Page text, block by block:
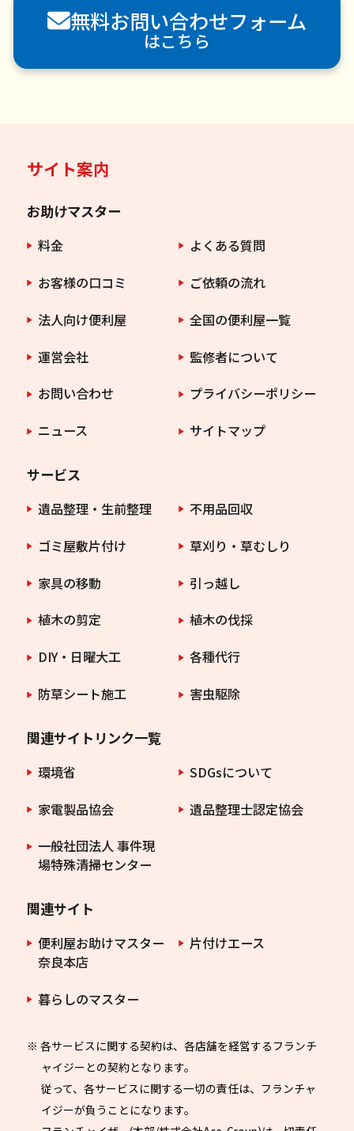
害虫駆除
無料お問い合わせフォーム
はこちら
サイト案内
お助けマスター
料金
よくある質問
お客様の口コミ
ご依頼の流れ
法人向け便利屋
全国の便利屋一覧
運営会社
監修者について
お問い合わせ
プライバシーポリシー
ニュース
サイトマップ
サービス
遺品整理・生前整理
不用品回収
ゴミ屋敷片付け
草刈り・草むしり
家具の移動
引っ越し
植木の剪定
植木の伐採
DIY・日曜大工
各種代行
防草シート施工
害虫駆除
関連サイトリンク一覧
環境省
SDGsについて
家電製品協会
遺品整理士認定協会
一般社団法人 事件現
場特殊清掃センター
関連サイト
便利屋お助けマスター
奈良本店
片付けエース
暮らしのマスター
※ 各サービスに関する契約は、各店舗を経営するフランチ
ャイジーとの契約となります。
従って、各サービスに関する一切の責任は、フランチャ
イジーが負うことになります。